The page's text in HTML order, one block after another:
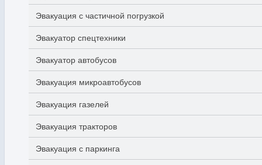
Эвакуация с частичной погрузкой
Эвакуатор спецтехники
Эвакуатор автобусов
Эвакуация микроавтобусов
Эвакуация газелей
Эвакуация тракторов
Эвакуация с паркинга